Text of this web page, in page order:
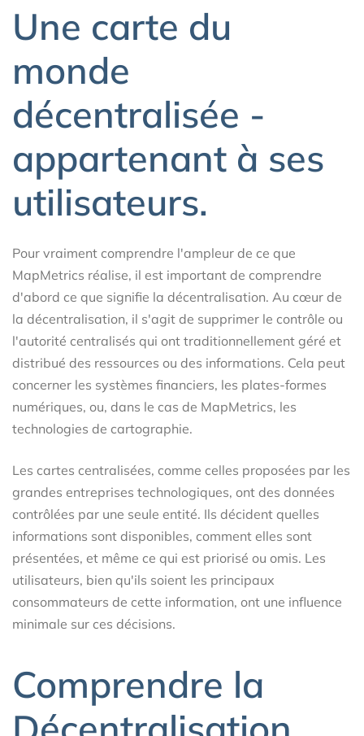
Une carte du
monde
décentralisée -
appartenant à ses
utilisateurs.
Pour vraiment comprendre l'ampleur de ce que
MapMetrics réalise, il est important de comprendre
d'abord ce que signifie la décentralisation. Au cœur de
la décentralisation, il s'agit de supprimer le contrôle ou
l'autorité centralisés qui ont traditionnellement géré et
distribué des ressources ou des informations. Cela peut
concerner les systèmes financiers, les plates-formes
numériques, ou, dans le cas de MapMetrics, les
technologies de cartographie.
Les cartes centralisées, comme celles proposées par les
grandes entreprises technologiques, ont des données
contrôlées par une seule entité. Ils décident quelles
informations sont disponibles, comment elles sont
présentées, et même ce qui est priorisé ou omis. Les
utilisateurs, bien qu'ils soient les principaux
consommateurs de cette information, ont une influence
minimale sur ces décisions.
Comprendre la